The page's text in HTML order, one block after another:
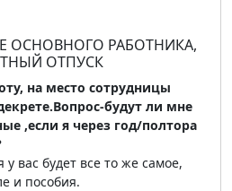
ОСНОВНОГО РАБОТНИКА,
ОТПУСК
на место сотрудницы
будут ли мне
,если я через год/полтора
вас будет все то же самое,
и пособия.